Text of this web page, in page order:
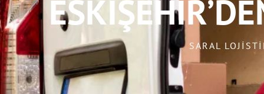
SARAL